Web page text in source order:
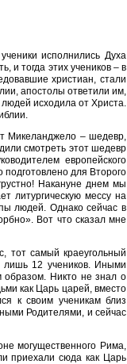
исполнились Духа
и тогда этих учеников – в
христиан, стали
апостолы ответили им,
исходила от Христа.
Микеланджело – шедевр,
смотреть этот шедевр
европейского
подготовлено для Второго
Накануне днем мы
литургическую мессу на
людей. Однако сейчас в
Вот что сказал мне
тот самый краеугольный
лишь 12 учеников. Иными
Никто не знал о
как Царь царей, вместо
к своим ученикам близ
Родителями, и сейчас
могущественного Рима,
приехали сюда как Царь